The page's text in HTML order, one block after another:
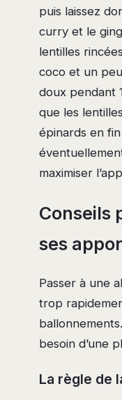
puis laissez
curry et le
lentilles
coco et un
doux pendant
que les
épinards en
maximiser
Conseils
ses
Passer à une
trop
besoin d’une
La règle de